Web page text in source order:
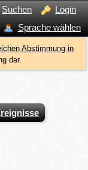
Suchen
Login
Sprache wählen
Abstimmung in
dar.